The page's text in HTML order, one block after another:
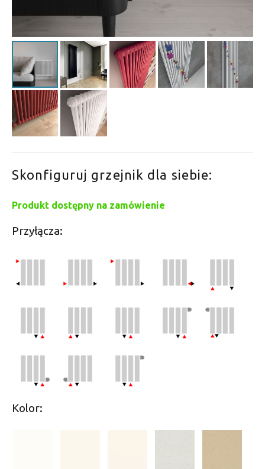
Skonfiguruj grzejnik dla siebie:
Produkt dostępny na zamówienie
Przyłącza:
Kolor: